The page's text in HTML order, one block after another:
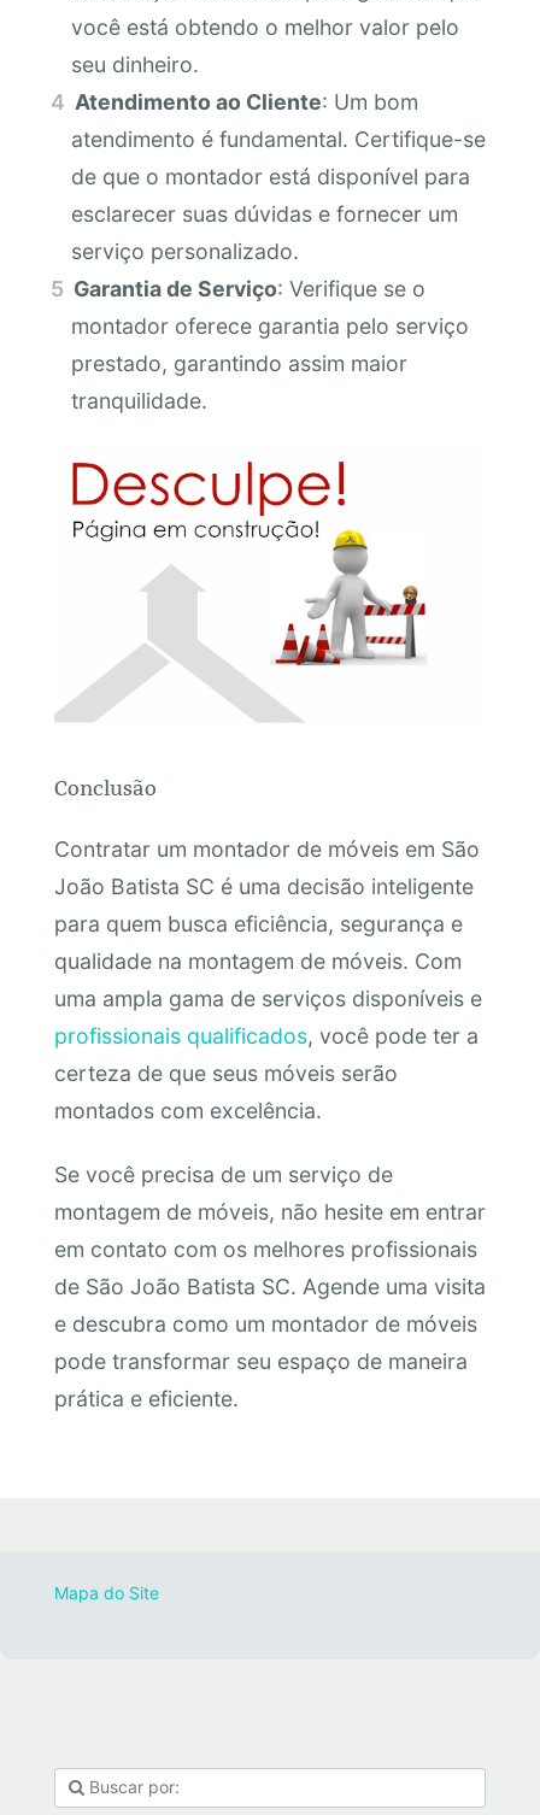
você está obtendo o melhor valor pelo
seu dinheiro.
Atendimento ao Cliente: Um bom
atendimento é fundamental. Certifique-se
de que o montador está disponível para
esclarecer suas dúvidas e fornecer um
serviço personalizado.
Garantia de Serviço: Verifique se o
montador oferece garantia pelo serviço
prestado, garantindo assim maior
tranquilidade.
Conclusão
Contratar um montador de móveis em São
João Batista SC é uma decisão inteligente
para quem busca eficiência, segurança e
qualidade na montagem de móveis. Com
uma ampla gama de serviços disponíveis e
profissionais qualificados, você pode ter a
certeza de que seus móveis serão
montados com excelência.
Se você precisa de um serviço de
montagem de móveis, não hesite em entrar
em contato com os melhores profissionais
de São João Batista SC. Agende uma visita
e descubra como um montador de móveis
pode transformar seu espaço de maneira
prática e eficiente.
Mapa do Site